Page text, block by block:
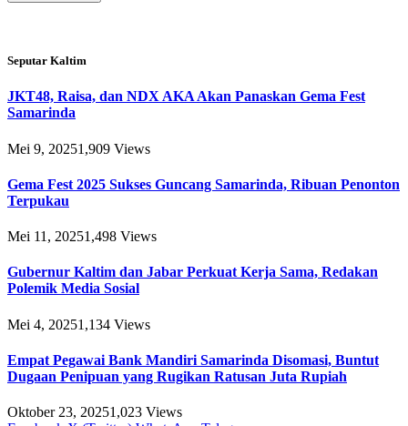
Seputar Kaltim
JKT48, Raisa, dan NDX AKA Akan Panaskan Gema Fest
Samarinda
Mei 9, 20251,909 Views
Gema Fest 2025 Sukses Guncang Samarinda, Ribuan Penonton
Terpukau
Mei 11, 20251,498 Views
Gubernur Kaltim dan Jabar Perkuat Kerja Sama, Redakan
Polemik Media Sosial
Mei 4, 20251,134 Views
Empat Pegawai Bank Mandiri Samarinda Disomasi, Buntut
Dugaan Penipuan yang Rugikan Ratusan Juta Rupiah
Oktober 23, 20251,023 Views